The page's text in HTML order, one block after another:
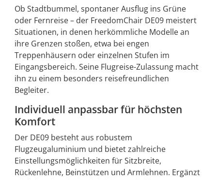
Ob Stadtbummel, spontaner Ausflug ins Grüne
oder Fernreise – der FreedomChair DE09 meistert
Situationen, in denen herkömmliche Modelle an
ihre Grenzen stoßen, etwa bei engen
Treppenhäusern oder einzelnen Stufen im
Eingangsbereich. Seine Flugreise-Zulassung macht
ihn zu einem besonders reisefreundlichen
Begleiter.
Individuell anpassbar für höchsten
Komfort
Der DE09 besteht aus robustem
Flugzeugaluminium und bietet zahlreiche
Einstellungsmöglichkeiten für Sitzbreite,
Rückenlehne, Beinstützen und Armlehnen. Ergänzt